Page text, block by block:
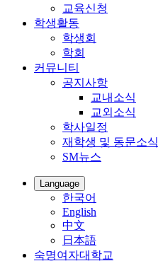
교육신청
학생활동
학생회
학회
커뮤니티
공지사항
교내소식
교외소식
학사일정
재학생 및 동문소식
SM뉴스
Language
한국어
English
中文
日本語
숙명여자대학교